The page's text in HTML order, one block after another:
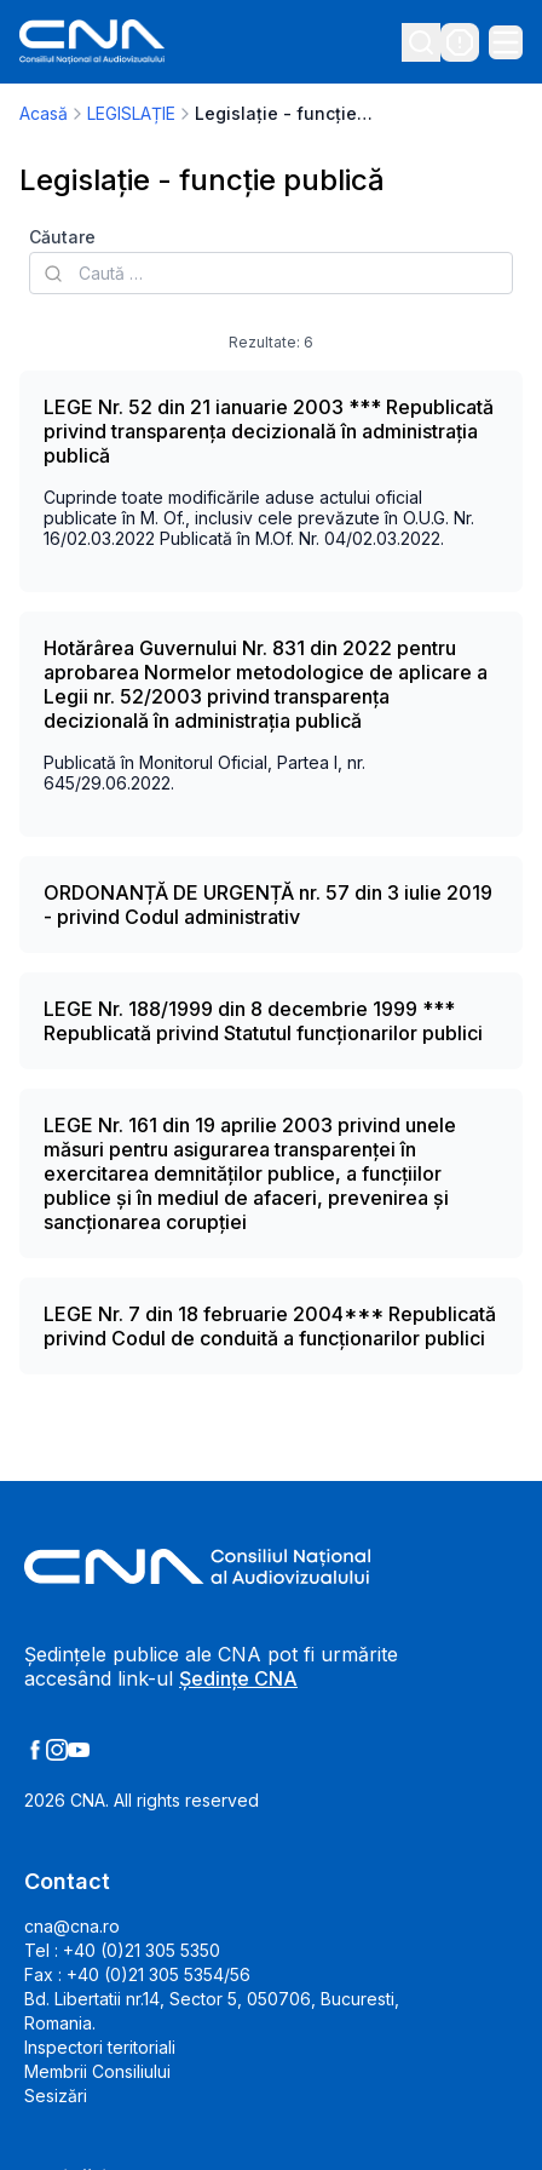
Acasă LEGISLAȚIE Legislație - funcție publică
Legislație - funcție publică
Căutare
Rezultate: 6
LEGE Nr. 52 din 21 ianuarie 2003 *** Republicată
privind transparența decizională în administrația
publică
Cuprinde toate modificările aduse actului oficial
publicate în M. Of., inclusiv cele prevăzute în O.U.G. Nr.
16/02.03.2022 Publicată în M.Of. Nr. 04/02.03.2022.
Hotărârea Guvernului Nr. 831 din 2022 pentru
aprobarea Normelor metodologice de aplicare a
Legii nr. 52/2003 privind transparența
decizională în administrația publică
Publicată în Monitorul Oficial, Partea I, nr.
645/29.06.2022.
ORDONANȚĂ DE URGENȚĂ nr. 57 din 3 iulie 2019
- privind Codul administrativ
LEGE Nr. 188/1999 din 8 decembrie 1999 ***
Republicată privind Statutul funcționarilor publici
LEGE Nr. 161 din 19 aprilie 2003 privind unele
măsuri pentru asigurarea transparenței în
exercitarea demnităților publice, a funcțiilor
publice și în mediul de afaceri, prevenirea și
sancționarea corupției
LEGE Nr. 7 din 18 februarie 2004*** Republicată
privind Codul de conduită a funcționarilor publici
Ședințele publice ale CNA pot fi urmărite
accesând link-ul Ședințe CNA
2026 CNA. All rights reserved
Contact
cna@cna.ro
Tel : +40 (0)21 305 5350
Fax : +40 (0)21 305 5354/56
Bd. Libertatii nr.14, Sector 5, 050706, Bucuresti,
Romania.
Inspectori teritoriali
Membrii Consiliului
Sesizări